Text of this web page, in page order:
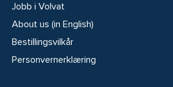
Jobb i Volvat
About us (in English)
Bestillingsvilkår
Personvernerklæring